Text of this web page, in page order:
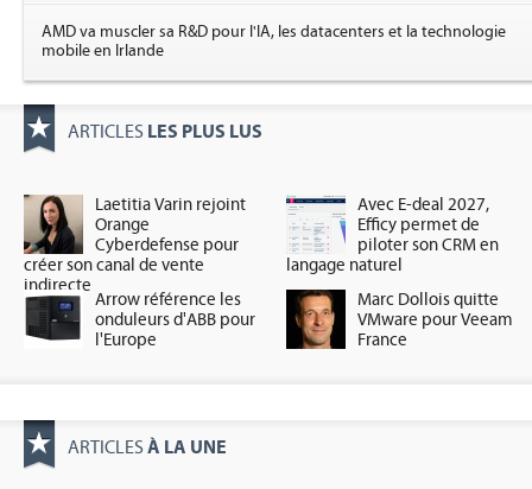
AMD va muscler sa R&D pour l'IA, les datacenters et la technologie
mobile en Irlande
ARTICLES LES PLUS LUS
Laetitia Varin rejoint
Orange
Cyberdefense pour
créer son canal de vente
indirecte
Avec E-deal 2027,
Efficy permet de
piloter son CRM en
langage naturel
Arrow référence les
onduleurs d'ABB pour
l'Europe
Marc Dollois quitte
VMware pour Veeam
France
ARTICLES À LA UNE